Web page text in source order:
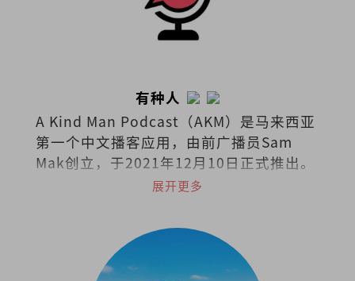
有种人
A Kind Man Podcast（AKM）是马来西亚
第一个中文播客应用，由前广播员Sam
Mak创立，于2021年12月10日正式推出。
播客涵盖广泛的主题，包括生活方式、旅
展开更多